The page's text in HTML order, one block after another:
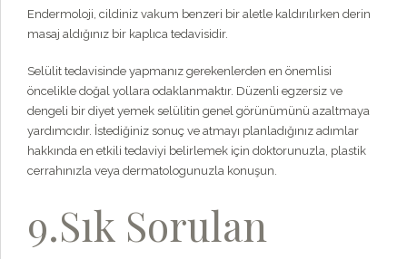
Endermoloji, cildiniz vakum benzeri bir aletle kaldırılırken derin
masaj aldığınız bir kaplıca tedavisidir.
Selülit tedavisinde yapmanız gerekenlerden en önemlisi
öncelikle doğal yollara odaklanmaktır. Düzenli egzersiz ve
dengeli bir diyet yemek selülitin genel görünümünü azaltmaya
yardımcıdır. İstediğiniz sonuç ve atmayı planladığınız adımlar
hakkında en etkili tedaviyi belirlemek için doktorunuzla, plastik
cerrahınızla veya dermatologunuzla konuşun.
9.Sık Sorulan